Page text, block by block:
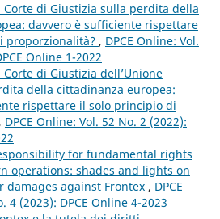
Corte di Giustizia sulla perdita della
davvero è sufficiente rispettare
proporzionalità? , DPCE Online: Vol.
Online 1-2022
Corte di Giustizia dell’Unione
della cittadinanza europea:
rispettare il solo principio di
, DPCE Online: Vol. 52 No. 2 (2022):
for fundamental rights
operations: shades and lights on
damages against Frontex , DPCE
4 (2023): DPCE Online 4-2023